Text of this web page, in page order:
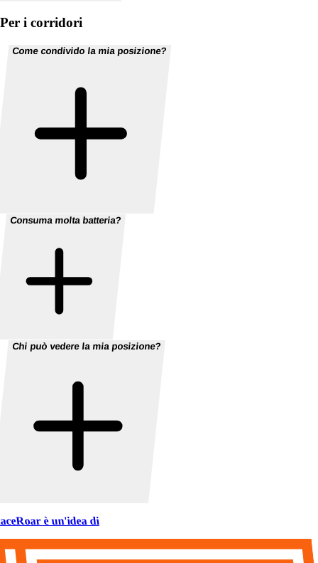
Per i corridori
Come condivido la mia posizione?
Consuma molta batteria?
Chi può vedere la mia posizione?
è un'idea di